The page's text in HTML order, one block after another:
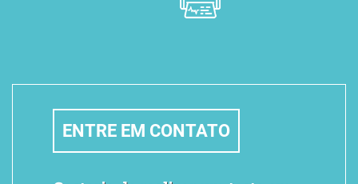
Laudo de MAPA na Telemedicina
Laudo de Mamografia na Telemedicina
ENTRE EM CONTATO